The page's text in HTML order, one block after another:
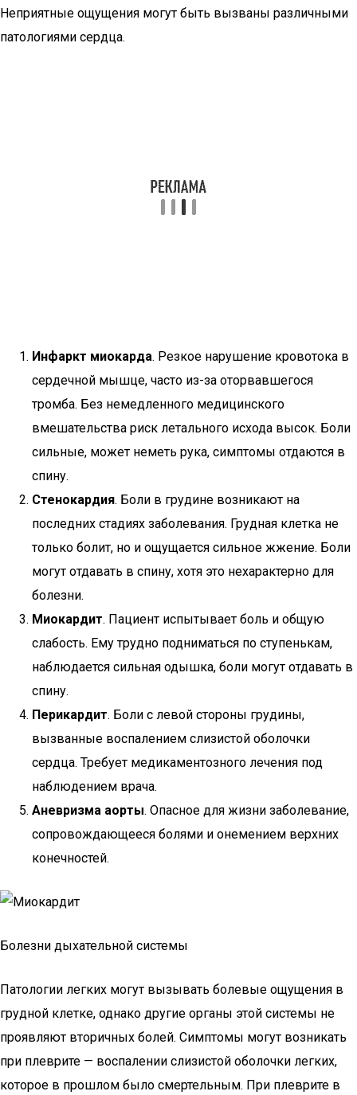
Неприятные ощущения могут быть вызваны различными
патологиями сердца.
Инфаркт миокарда. Резкое нарушение кровотока в
сердечной мышце, часто из-за оторвавшегося
тромба. Без немедленного медицинского
вмешательства риск летального исхода высок. Боли
сильные, может неметь рука, симптомы отдаются в
спину.
Стенокардия. Боли в грудине возникают на
последних стадиях заболевания. Грудная клетка не
только болит, но и ощущается сильное жжение. Боли
могут отдавать в спину, хотя это нехарактерно для
болезни.
Миокардит. Пациент испытывает боль и общую
слабость. Ему трудно подниматься по ступенькам,
наблюдается сильная одышка, боли могут отдавать в
спину.
Перикардит. Боли с левой стороны грудины,
вызванные воспалением слизистой оболочки
сердца. Требует медикаментозного лечения под
наблюдением врача.
Аневризма аорты. Опасное для жизни заболевание,
сопровождающееся болями и онемением верхних
конечностей.
Болезни дыхательной системы
Патологии легких могут вызывать болевые ощущения в
грудной клетке, однако другие органы этой системы не
проявляют вторичных болей. Симптомы могут возникать
при плеврите — воспалении слизистой оболочки легких,
которое в прошлом было смертельным. При плеврите в